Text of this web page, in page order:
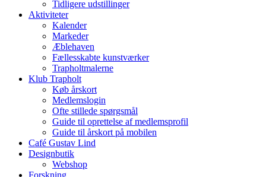
Tidligere udstillinger
Aktiviteter
Kalender
Markeder
Æblehaven
Fællesskabte kunstværker
Trapholtmalerne
Klub Trapholt
Køb årskort
Medlemslogin
Ofte stillede spørgsmål
Guide til oprettelse af medlemsprofil
Guide til årskort på mobilen
Café Gustav Lind
Designbutik
Webshop
Forskning